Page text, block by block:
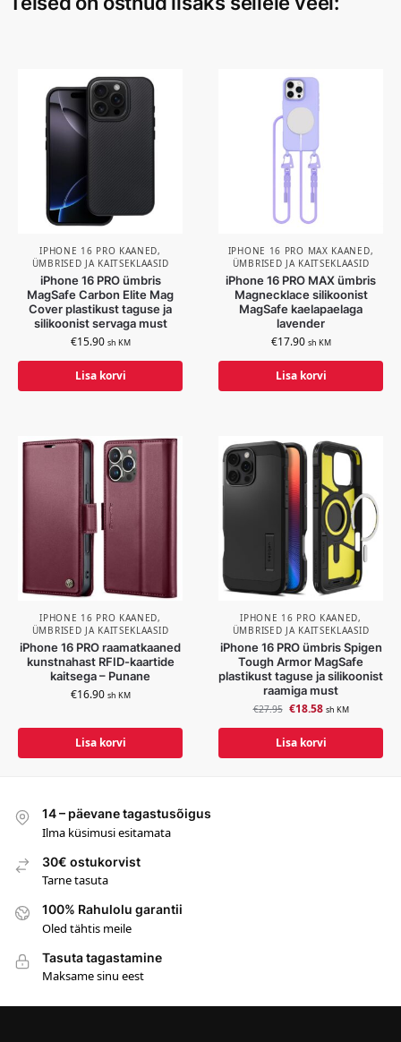
IPHONE 16 PRO KAANED,
ÜMBRISED JA KAITSEKLAASID
iPhone 16 PRO ümbris
MagSafe Carbon Elite Mag
Cover plastikust taguse ja
silikoonist servaga must
€15.90 sh KM
Lisa korvi
IPHONE 16 PRO MAX KAANED,
ÜMBRISED JA KAITSEKLAASID
iPhone 16 PRO MAX ümbris
Magnecklace silikoonist
MagSafe kaelapaelaga
lavender
€17.90 sh KM
Lisa korvi
IPHONE 16 PRO KAANED,
ÜMBRISED JA KAITSEKLAASID
iPhone 16 PRO raamatkaaned
kunstnahast RFID-kaartide
kaitsega – Punane
€16.90 sh KM
Lisa korvi
IPHONE 16 PRO KAANED,
ÜMBRISED JA KAITSEKLAASID
iPhone 16 PRO ümbris Spigen
Tough Armor MagSafe
plastikust taguse ja silikoonist
raamiga must
€27.95 €18.58 sh KM
Lisa korvi
14 – päevane tagastusõigus
Ilma küsimusi esitamata
30€ ostukorvist
Tarne tasuta
100% Rahulolu garantii
Oled tähtis meile
Tasuta tagastamine
Maksame sinu eest